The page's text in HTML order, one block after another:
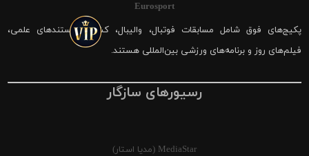
Eurosport
پکیج‌های فوق شامل مسابقات فوتبال، والیبال، کشتی، مستندهای علمی،
فیلم‌های روز و برنامه‌های ورزشی بین‌المللی هستند.
رسیورهای سازگار
MediaStar (مدیا استار)